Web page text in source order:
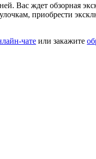
Вас ждет обзорная
приобрести
чате или закажите